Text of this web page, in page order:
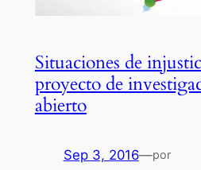
Situaciones de
proyecto de
abierto
Sep 3, 2016—por